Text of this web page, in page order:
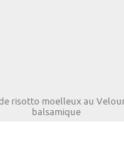
risotto moelleux au
balsamique